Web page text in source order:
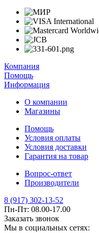
Компания
Помощь
Информация
О компании
Магазины
Помощь
Условия оплаты
Условия доставки
Гарантия на товар
Вопрос-ответ
Производители
8 (917) 302-13-52
Пн-Пт: 08.00-17.00
Заказать звонок
Мы в социальных сетях: